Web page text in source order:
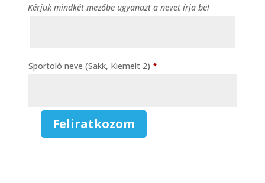
Kérjük mindkét mezőbe ugyanazt a nevet írja be!
Sportoló neve (Sakk, Kiemelt 2) *
Feliratkozom